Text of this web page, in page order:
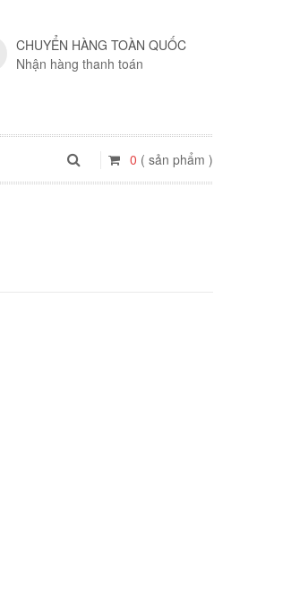
CHUYỂN HÀNG TOÀN QUỐC
Nhận hàng thanh toán
0 ( sản phẩm )